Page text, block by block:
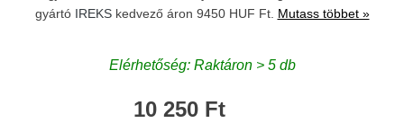
gyártó IREKSkedvező áron 9450 HUF Ft. Mutass többet »
Elérhetőség: Raktáron > 5 db
10 250 Ft